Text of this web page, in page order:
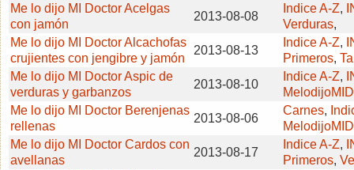
Me lo dijo MI Doctor Acelgas
con jamón
2013-08-08
Indice A-Z,
Verduras,
Me lo dijo MI Doctor Alcachofas
crujientes con jengibre y jamón
2013-08-13
Indice A-Z,
Primeros,
Me lo dijo MI Doctor Aspic de
verduras y garbanzos
2013-08-10
Indice A-Z,
Me lo dijo MI Doctor Berenjenas
rellenas
2013-08-06
Carnes,
Me lo dijo MI Doctor Cardos con
avellanas
2013-08-17
Indice A-Z,
Primeros,